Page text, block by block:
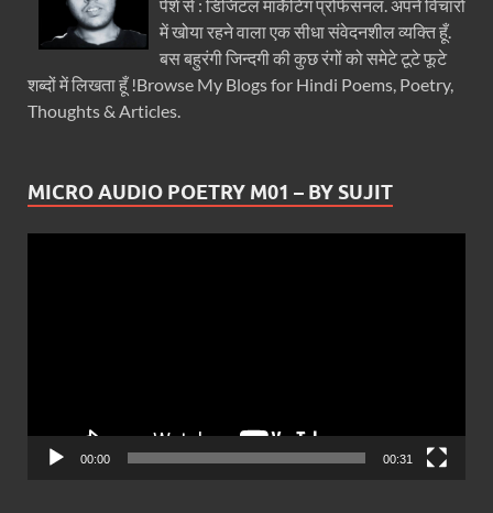
पेशे से : डिजिटल मार्केटिंग प्रोफेसनल. अपने विचारों
में खोया रहने वाला एक सीधा संवेदनशील व्यक्ति हूँ.
बस बहुरंगी जिन्दगी की कुछ रंगों को समेटे टूटे फूटे
शब्दों में लिखता हूँ !Browse My Blogs for Hindi Poems, Poetry,
Thoughts & Articles.
MICRO AUDIO POETRY M01 – BY SUJIT
00:00 00:31